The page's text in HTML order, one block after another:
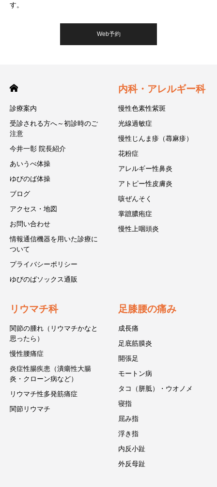
す。
Web予約
診療案内
受診される方へ～初診時のご
注意
今井一彰 院長紹介
あいうべ体操
ゆびのば体操
ブログ
アクセス・地図
お問い合わせ
情報通信機器を用いた診療に
ついて
プライバシーポリシー
ゆびのばソックス通販
内科・アレルギー科
慢性色素性紫斑
光線過敏症
慢性じんま疹（蕁麻疹）
花粉症
アレルギー性鼻炎
アトピー性皮膚炎
咳ぜんそく
掌蹠膿疱症
慢性上咽頭炎
リウマチ科
関節の腫れ（リウマチかなと
思ったら）
慢性腰痛症
炎症性腸疾患（潰瘍性大腸
炎・クローン病など）
リウマチ性多発筋痛症
関節リウマチ
足膝腰の痛み
成長痛
足底筋膜炎
開張足
モートン病
タコ（胼胝）・ウオノメ
寝指
屈み指
浮き指
内反小趾
外反母趾